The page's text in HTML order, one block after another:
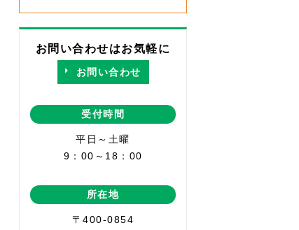
お問い合わせはお気軽に
お問い合わせ
受付時間
平日～土曜
9：00～18：00
所在地
〒400-0854